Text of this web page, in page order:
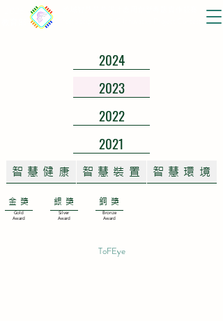
2024
2023
2022
2021
智慧健康 智慧裝置 智慧環境
金獎
Gold
Award
銀獎
Silver
Award
銅獎
Bronze
Award
ToFEye